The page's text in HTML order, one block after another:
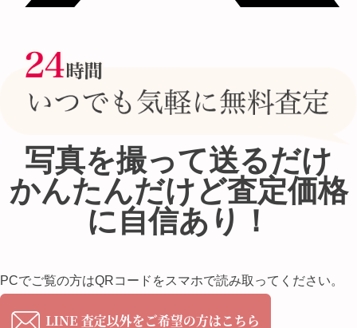
写真を撮って送るだけ
かんたんだけど査定価格
に自信あり！
PCでご覧の方はQRコードをスマホで読み取ってください。